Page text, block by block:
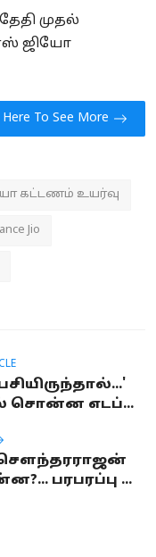
முதல்
ஜியோ
Here To See More
கட்டணம் உயர்வு
Jio
சொன்ன எடப்...
பரபரப்பு ...